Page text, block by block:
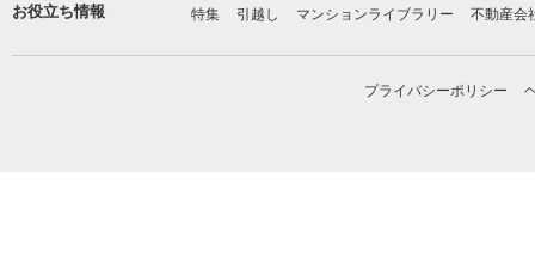
お役立ち情報 特集 引越し マンションライブラリー 不動産会
プライバシーポリシー